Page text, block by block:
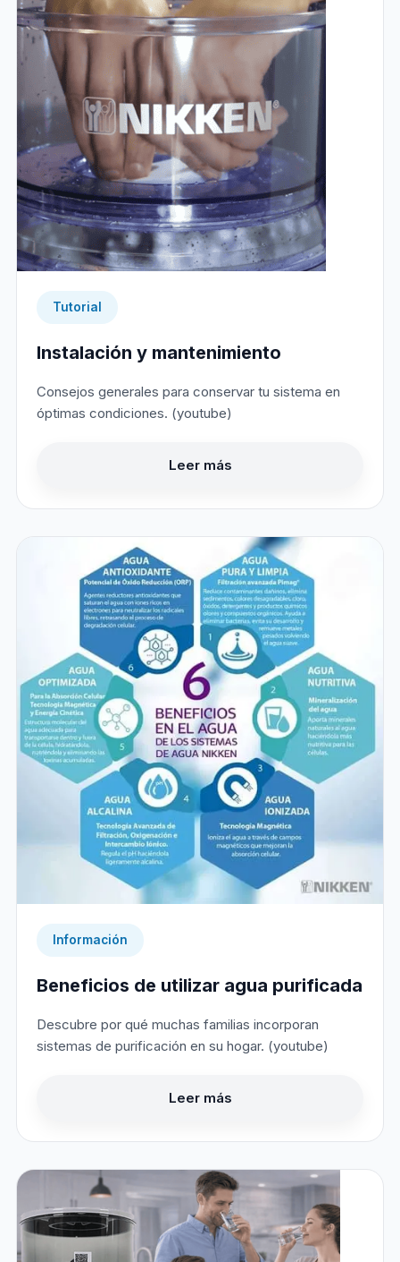
Tutorial
Instalación y mantenimiento
Consejos generales para conservar tu sistema en
óptimas condiciones. (youtube)
Leer más
Información
Beneficios de utilizar agua purificada
Descubre por qué muchas familias incorporan
sistemas de purificación en su hogar. (youtube)
Leer más